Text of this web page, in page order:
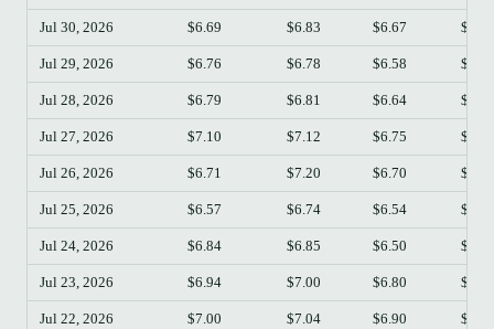
Jul 30, 2026 $6.69 $6.83 $6.67 $6.77
Jul 29, 2026 $6.76 $6.78 $6.58 $6.68
Jul 28, 2026 $6.79 $6.81 $6.64 $6.76
Jul 27, 2026 $7.10 $7.12 $6.75 $6.79
Jul 26, 2026 $6.71 $7.20 $6.70 $7.10
Jul 25, 2026 $6.57 $6.74 $6.54 $6.70
Jul 24, 2026 $6.84 $6.85 $6.50 $6.56
Jul 23, 2026 $6.94 $7.00 $6.80 $6.83
Jul 22, 2026 $7.00 $7.04 $6.90 $6.94